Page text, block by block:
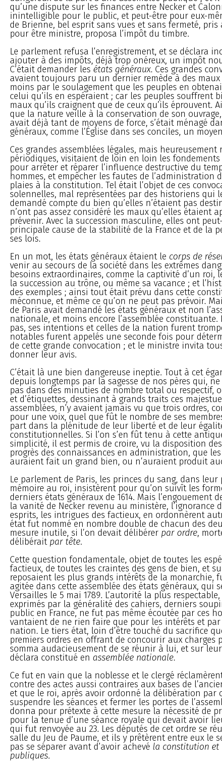
qu’une dispute sur les finances entre Necker et
inintelligible pour le public, et peut-être pour eux-
de Brienne, bel esprit sans vues et sans fermeté,
pour être ministre, proposa l’impôt du timbre.
Le parlement refusa l’enregistrement, et se déclara
ajouter à des impôts, déjà trop onéreux, un impôt
C’était demander les états généraux. Ces grandes
avaient toujours paru un dernier remède à des maux
moins par le soulagement que les peuples en
celui qu’ils en espéraient ; car les peuples souffrent
maux qu’ils craignent que de ceux qu’ils éprouvent.
que la nature veille à la conservation de son
avait déjà tant de moyens de force, s’était ménagé
généraux, comme l’Église dans ses conciles, un
Ces grandes assemblées légales, mais heureusement
périodiques, visitaient de loin en loin les fondements
pour arrêter et réparer l’influence destructive du
hommes, et empêcher les fautes de l’administration
plaies à la constitution. Tel était l’objet de ces
solennelles, mal représentées par des historiens qui
demandé compte du bien qu’elles n’étaient pas
n’ont pas assez considéré les maux qu’elles étaient
prévenir. Avec la succession masculine, elles ont
principale cause de la stabilité de la France et de la
ses lois.
En un mot, les états généraux étaient le corps de
venir au secours de la société dans les extrêmes
besoins extraordinaires, comme la captivité d’un roi,
la succession au trône, ou même sa vacance ; et
des exemples ; ainsi tout était prévu dans cette
méconnue, et même ce qu’on ne peut pas prévoir.
de Paris avait demandé les états généraux et non
nationale, et moins encore l’assemblée constituante.
pas, ses intentions et celles de la nation furent
notables furent appelés une seconde fois pour
de cette grande convocation ; et le ministre invita
donner leur avis.
C’était là une bien dangereuse ineptie. Tout à cet
depuis longtemps par la sagesse de nos pères qui, ne
pas dans des minuties de nombre total ou respectif,
et d’étiquettes, dessinant à grands traits ces
assemblées, n’y avaient jamais vu que trois ordres,
pour une voix, quel que fût le nombre de ses
part dans la plénitude de leur liberté et de leur
constitutionnelles. Si l’on s’en fût tenu à cette
simplicité, il est permis de croire, vu la disposition
progrès des connaissances en administration, que
auraient fait un grand bien, ou n’auraient produit
Le parlement de Paris, les princes du sang, dans
mémoire au roi, insistèrent pour qu’on suivît les
derniers états généraux de 1614. Mais l’engouement
la vanité de Necker revenu au ministère, l’ignorance
esprits, les intrigues des factieux, en ordonnèrent
état fut nommé en nombre double de chacun des
mesure inutile, si l’on devait délibérer par ordre,
délibérait par tête.
Cette question fondamentale, objet de toutes les
factieux, de toutes les craintes des gens de bien, et
reposaient les plus grands intérêts de la monarchie,
agitée dans cette assemblée des états généraux, qui
Versailles le 5 mai 1789. L’autorité la plus
exprimés par la généralité des cahiers, derniers
public en France, ne fut pas même écoutée par ces
vantaient de ne rien faire que pour les intérêts et
nation. Le tiers état, loin d’être touché du sacrifice
premiers ordres en offrant de concourir aux charges
somma audacieusement de se réunir à lui, et sur
déclara constitué en assemblée nationale.
Ce fut en vain que la noblesse et le clergé
contre des actes aussi contraires aux bases de
et que le roi, après avoir ordonné la délibération par
suspendre les séances et fermer les portes de
donna pour prétexte à cette mesure la nécessité de
pour la tenue d’une séance royale qui devait avoir
qui fut renvoyée au 23. Les députés de cet ordre se
salle du Jeu de Paume, et ils y prêtèrent entre eux le
pas se séparer avant d’avoir achevé la constitution et
publiques.